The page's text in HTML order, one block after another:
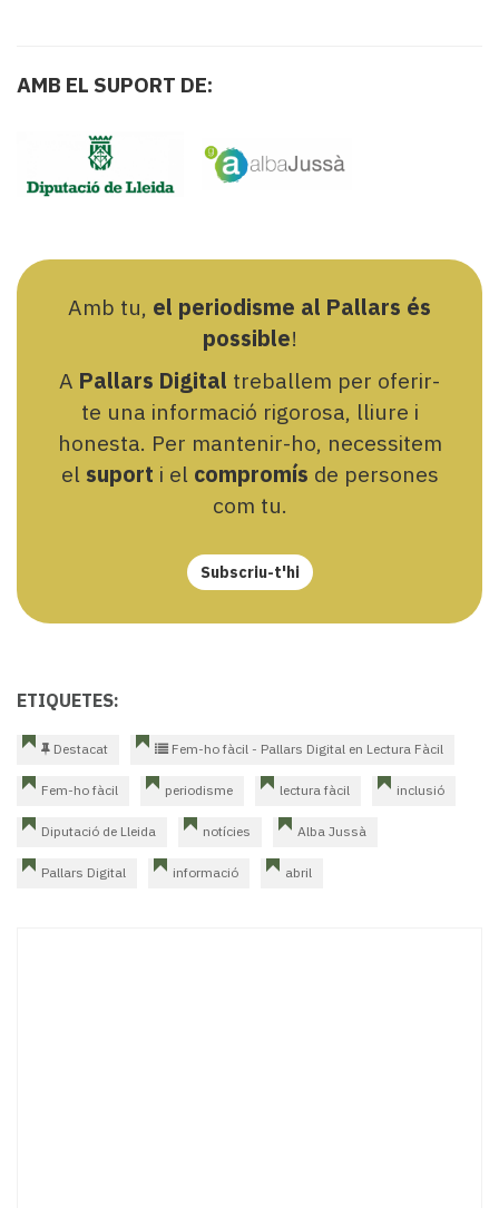
AMB EL SUPORT DE:
Amb tu, el periodisme al Pallars és
possible!
A Pallars Digital treballem per oferir-
te una informació rigorosa, lliure i
honesta. Per mantenir-ho, necessitem
el suport i el compromís de persones
com tu.
Subscriu-t'hi
ETIQUETES:
Destacat Fem-ho fàcil - Pallars Digital en Lectura Fàcil
Fem-ho fàcil periodisme lectura fàcil inclusió
Diputació de Lleida notícies Alba Jussà
Pallars Digital informació abril